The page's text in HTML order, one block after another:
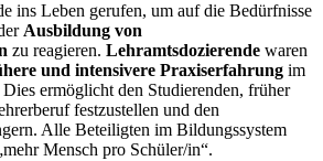
ins Leben gerufen, um auf die Bedürfnisse
Ausbildung von
zu reagieren. Lehramtsdozierende waren
und intensivere Praxiserfahrung im
ermöglicht den Studierenden, früher
festzustellen und den
Alle Beteiligten im Bildungssystem
Mensch pro Schüler/in“.